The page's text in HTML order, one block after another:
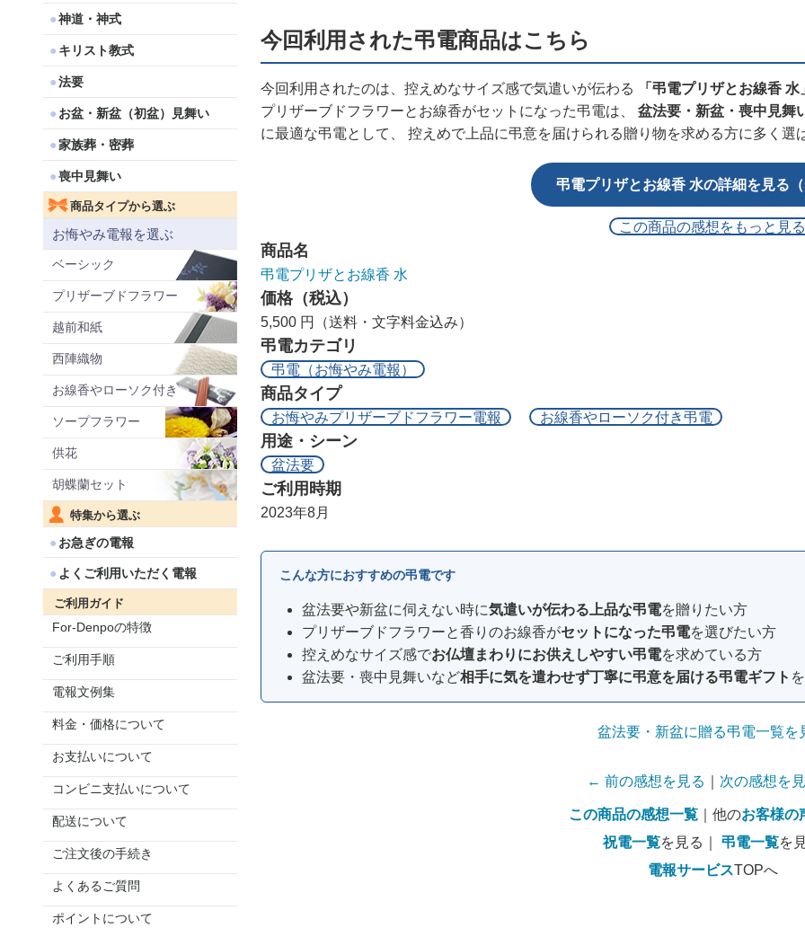
神道・神式
キリスト教式
法要
お盆・新盆（初盆）見舞い
家族葬・密葬
喪中見舞い
商品タイプから選ぶ
お悔やみ電報を選ぶ
ベーシック
プリザーブドフラワー
越前和紙
西陣織物
お線香やローソク付き
ソープフラワー
供花
胡蝶蘭セット
特集から選ぶ
お急ぎの電報
よくご利用いただく電報
ご利用ガイド
For-Denpoの特徴
ご利用手順
電報文例集
料金・価格について
お支払いについて
コンビニ支払いについて
配送について
ご注文後の手続き
よくあるご質問
ポイントについて
今回利用された弔電商品はこちら
今回利用されたのは、控えめなサイズ感で気遣いが伝わる 「弔電プリザとお線香 水
プリザーブドフラワーとお線香がセットになった弔電は、 盆法要・新盆・喪中見舞
に最適な弔電として、 控えめで上品に弔意を届けられる贈り物を求める方に多く選
弔電プリザとお線香 水の詳細を見る（
この商品の感想をもっと見る
商品名
弔電プリザとお線香 水
価格（税込）
5,500 円（送料・文字料金込み）
弔電カテゴリ
弔電（お悔やみ電報）
商品タイプ
お悔やみプリザーブドフラワー電報 お線香やローソク付き弔電
用途・シーン
盆法要
ご利用時期
2023年8月
こんな方におすすめの弔電です
盆法要や新盆に伺えない時に気遣いが伝わる上品な弔電を贈りたい方
プリザーブドフラワーと香りのお線香がセットになった弔電を選びたい方
控えめなサイズ感でお仏壇まわりにお供えしやすい弔電を求めている方
盆法要・喪中見舞いなど相手に気を遣わせず丁寧に弔意を届ける弔電ギフト
盆法要・新盆に贈る弔電一覧を
← 前の感想を見る 次の感想を
この商品の感想一覧 ｜他のお客様の
祝電一覧を見る｜ 弔電一覧を
電報サービスTOPへ